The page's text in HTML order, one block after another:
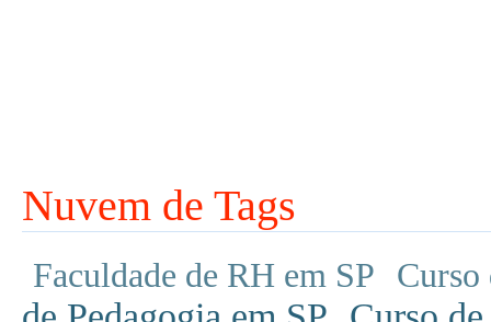
Nuvem de Tags
Faculdade de RH em SP Curso